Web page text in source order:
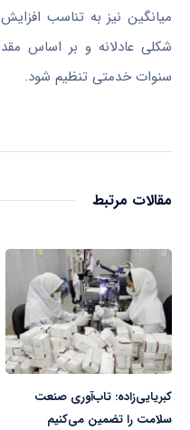
میانگین نیز به تناسب
شکلی عادلانه و بر اساس
سنوات خدمتی تنظیم شود.
مقالات مرتبط
کبریایی‌زاده: تاب‌آوری صنعت
سلامت را تضمین می‌کنیم